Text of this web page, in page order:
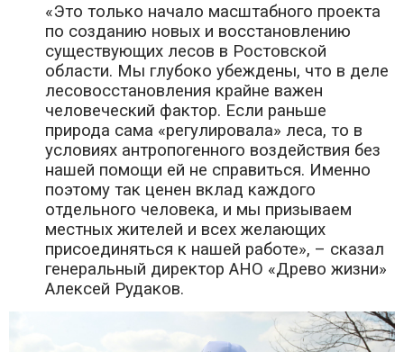
«Это только начало масштабного проекта
по созданию новых и восстановлению
существующих лесов в Ростовской
области. Мы глубоко убеждены, что в деле
лесовосстановления крайне важен
человеческий фактор. Если раньше
природа сама «регулировала» леса, то в
условиях антропогенного воздействия без
нашей помощи ей не справиться. Именно
поэтому так ценен вклад каждого
отдельного человека, и мы призываем
местных жителей и всех желающих
присоединяться к нашей работе», – сказал
генеральный директор АНО «Древо жизни»
Алексей Рудаков.